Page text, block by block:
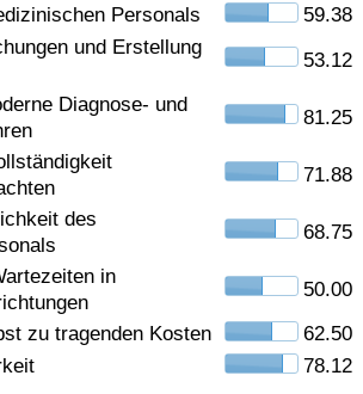
Personals
59.38
und Erstellung
53.12
Diagnose- und
81.25
71.88
des
68.75
in
50.00
zu tragenden Kosten
62.50
78.12
nach Land
Index (aktuell)
Index
Index nach Land